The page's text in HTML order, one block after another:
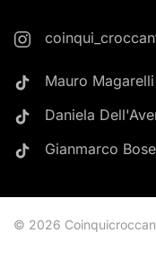
Mauro Magarelli
Daniela
Gianmarco
© 2026